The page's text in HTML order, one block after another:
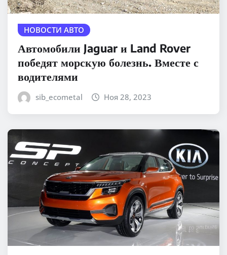
НОВОСТИ АВТО
Автомобили Jaguar и Land Rover
победят морскую болезнь. Вместе с
водителями
sib_ecometal Ноя 28, 2023